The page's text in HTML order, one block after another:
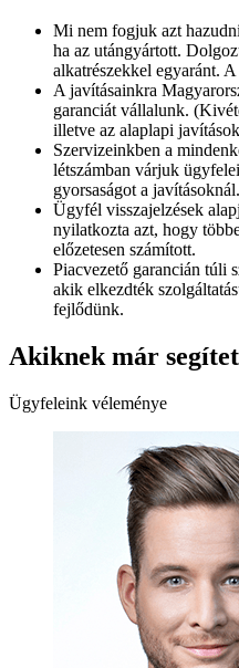
Mi nem fogjuk azt
ha az utángyártott.
alkatrészekkel egyaránt.
A javításainkra
garanciát vállalunk.
illetve az alaplapi
Szervizeinkben a
létszámban várjuk
gyorsaságot a javításoknál.
Ügyfél visszajelzések
nyilatkozta azt, hogy
előzetesen számított.
Piacvezető garancián túli
akik elkezdték
fejlődünk.
Akiknek már
Ügyfeleink véleménye